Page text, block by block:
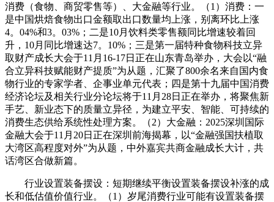
消费（食物、商贸零售等）、大金融等行业。（1）消费：一
是中国烘焙食物出口金额取出口数量均上涨，别离环比上涨
4。04%和3。03%；二是10月饮料类零售额同比增速较着回
升，10月同比增速达7。10%；三是第一届特种食物科技立异
取财产成长大会于11月16-17日正在山东青岛举办，大会以“融
合立异科技赋能财产提质”为从题，汇聚了800余名来自国内食
物行业的专家学者、企事业单元代表；四是第十九届中国消费
经济论坛及相关行业分论坛将于11月28日正在举办，将聚焦新
手艺、新业态下的质量立异径，为建立平安、智能、可持续的
消费生态供给系统性处理方案。（2）大金融：2025深圳国际
金融大会于11月20日正在深圳前海揭幕，以“金融强国扶植取
大湾区高程度对外”为从题，中外嘉宾共商金融成长大计，共
话湾区合做新篇。
行业设置装备摆设：短期继续平衡设置装备摆设补涨的成
长和低估值价值行业。（1）岁尾消费行业可能有设置装备摆